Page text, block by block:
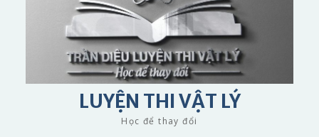
LUYỆN THI VẬT LÝ
Học để thay đổi